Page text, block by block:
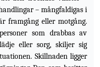
– mångfaldigas i
framgång eller motgång.
som drabbas av
eller sorg, skiljer sig
Skillnaden ligger